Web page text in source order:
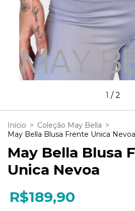
1 /2
Início > Coleção May Bella >
May Bella Blusa Frente Unica Nevoa
May Bella Blusa
Unica Nevoa
R$189,90